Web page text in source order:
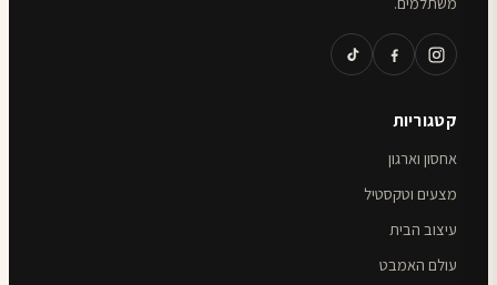
קטגוריות
אחסון וארגון
מצעים וטקסטיל
עיצוב הבית
עולם האמבט